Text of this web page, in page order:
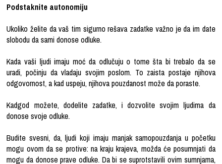
Podstaknite autonomiju
Ukoliko želite da vaš tim sigurno rešava zadatke važno je da im date
slobodu da sami donose odluke.
Kada vaši ljudi imaju moć da odlučuju o tome šta bi trebalo da se
uradi, počinju da vladaju svojim poslom. To zaista postaje njihova
odgovornost, a kad uspeju, njihova pouzdanost može da poraste.
Kadgod možete, dodelite zadatke, i dozvolite svojim ljudima da
donose svoje odluke.
Budite svesni, da, ljudi koji imaju manjak samopouzdanja u početku
mogu ovom da se protive: na kraju krajeva, možda će posumnjati da
mogu da donose prave odluke. Da bi se suprotstavili ovim sumnjama,